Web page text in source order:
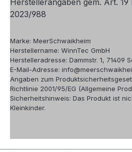
Herstellerangaben gem. Art.
2023/988
Marke: MeerSchwaikheim
Herstellername: WinnTec GmbH
Herstelleradresse: Dammstr. 1, 71409
E-Mail-Adresse:
Angaben zum
Richtlinie 2001/95/EG (Allgemeine
Sicherheitshinweis: Das Produkt ist
Kleinkinder.